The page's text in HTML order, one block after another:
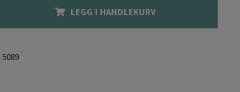
LEGG I HANDLEKURV
5089